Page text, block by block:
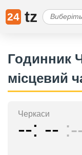
24 tz
Годинник
місцевий
Черкаси
-- --